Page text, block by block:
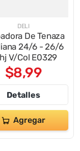
DELI
De Tenaza
24/6 - 26/6
V/Col E0329
$8,99
Detalles
Agregar